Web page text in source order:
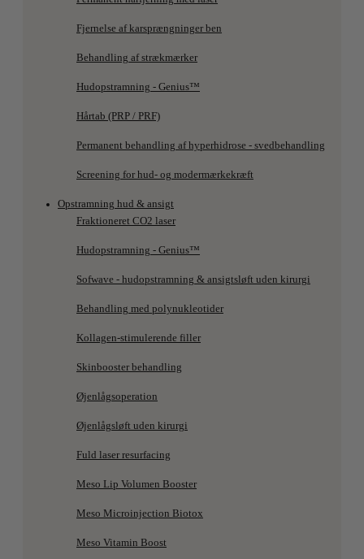
Fjernelse af karsprængninger ben
Behandling af strækmærker
Hudopstramning - Genius™
Hårtab (PRP / PRF)
Permanent behandling af hyperhidrose - svedbehandling
Screening for hud- og modermærkekræft
Opstramning hud & ansigt
Fraktioneret CO2 laser
Hudopstramning - Genius™
Sofwave - hudopstramning & ansigtsløft uden kirurgi
Behandling med polynukleotider
Kollagen-stimulerende filler
Skinbooster behandling
Øjenlågsoperation
Øjenlågsløft uden kirurgi
Fuld laser resurfacing
Meso Lip Volumen Booster
Meso Microinjection Biotox
Meso Vitamin Boost